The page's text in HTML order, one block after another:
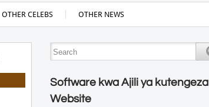
OTHER CELEBS OTHER NEWS
Software kwa Ajili ya kutengeza
Website